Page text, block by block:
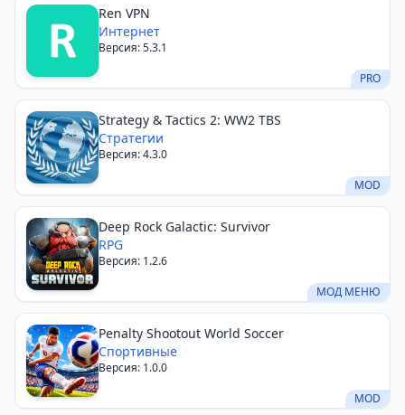
Ren VPN
Интернет
Версия: 5.3.1
PRO
Strategy & Tactics 2: WW2 TBS
Стратегии
Версия: 4.3.0
MOD
Deep Rock Galactic: Survivor
RPG
Версия: 1.2.6
МОД МЕНЮ
Penalty Shootout World Soccer
Спортивные
Версия: 1.0.0
MOD